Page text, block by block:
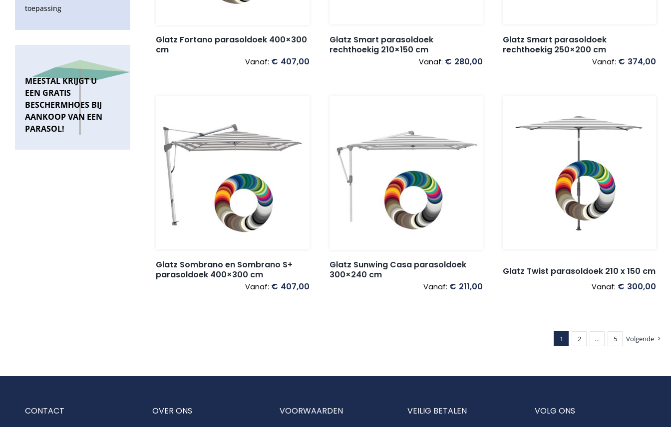
Glatz Fortano parasoldoek 400×300
cm
Vanaf: € 407,00
Glatz Smart parasoldoek
rechthoekig 210×150 cm
Vanaf: € 280,00
Glatz Smart parasoldoek
rechthoekig 250×200 cm
Vanaf: € 374,00
Glatz Sombrano en Sombrano S+
parasoldoek 400×300 cm
Vanaf: € 407,00
Glatz Sunwing Casa parasoldoek
300×240 cm
Vanaf: € 211,00
Glatz Twist parasoldoek 210 x 150 cm
Vanaf: € 300,00
1 2 … 5 Volgende
toepassing
MEESTAL KRIJGT U
EEN GRATIS
BESCHERMHOES BIJ
AANKOOP VAN EEN
PARASOL!
CONTACT OVER ONS VOORWAARDEN VEILIG BETALEN VOLG ONS